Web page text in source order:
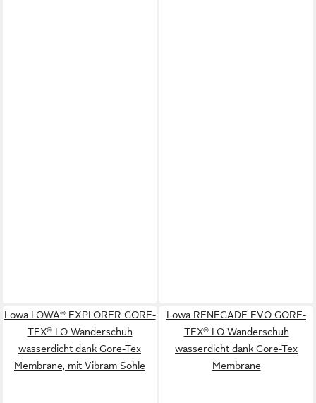
Lowa LOWA® EXPLORER GORE-
TEX® LO Wanderschuh
wasserdicht dank Gore-Tex
Membrane, mit Vibram Sohle
Lowa RENEGADE EVO GORE-
TEX® LO Wanderschuh
wasserdicht dank Gore-Tex
Membrane